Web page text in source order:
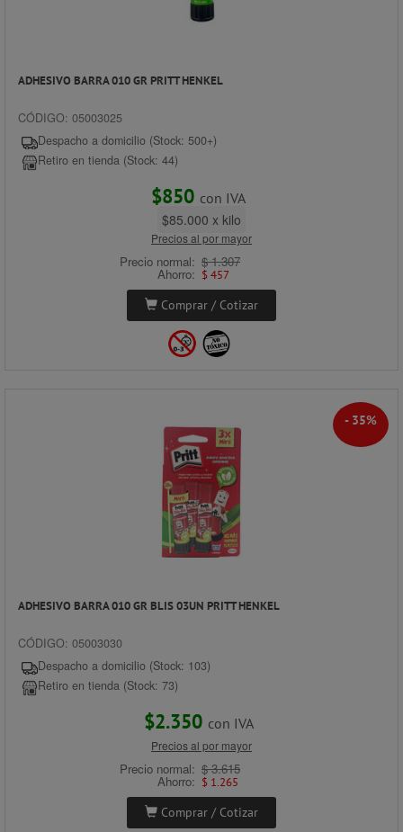
ADHESIVO BARRA 010 GR PRITT HENKEL
CÓDIGO: 05003025
Despacho a domicilio (Stock: 500+)
Retiro en tienda (Stock: 44)
$850 con IVA
$85.000 x kilo
Precios al por mayor
Precio normal: $ 1.307
Ahorro: $ 457
Comprar / Cotizar
- 35%
ADHESIVO BARRA 010 GR BLIS 03UN PRITT HENKEL
CÓDIGO: 05003030
Despacho a domicilio (Stock: 103)
Retiro en tienda (Stock: 73)
$2.350 con IVA
Precios al por mayor
Precio normal: $ 3.615
Ahorro: $ 1.265
Comprar / Cotizar